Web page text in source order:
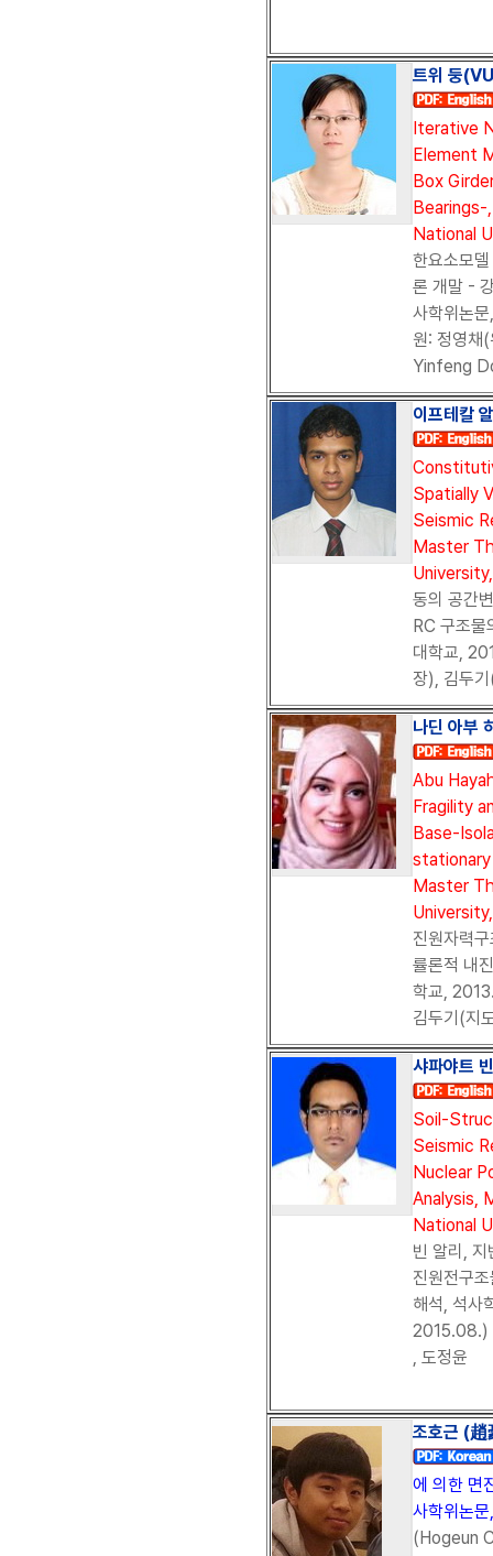
트위 둥
Iterative
Element
Box
Bearings-
National
한요소모
론 개말 -
사학위논
원: 정영채
Yinfeng
이프테칼
Spatially
Seismic
Master
동의 공간
RC 구조물
대학교,
장), 김두
나딘 아부
Abu
Fragility
Base-
Master
진원자력
률론적 내
학교,
김두기(지
샤파야트
Soil-
Seismic
Nuclear
Analysis,
National
빈 알리,
진원전구
해석, 석사
2015.08.)
, 도정윤
조호근 (
에 의한 면
사학위논
(Hogeun